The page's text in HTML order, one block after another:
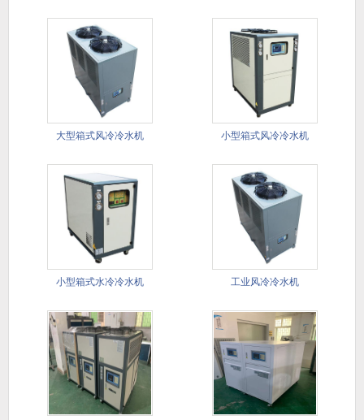
大型箱式风冷冷水机​ 小型箱式风冷冷水机
小型箱式水冷冷水机 工业风冷冷水机